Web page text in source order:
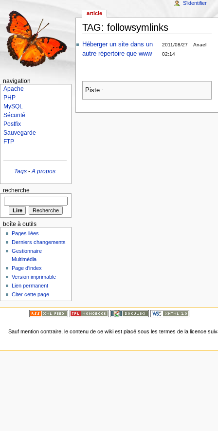
TAG: followsymlinks
Héberger un site dans un
autre répertoire que www
2011/08/27
02:14
Anael
Piste :
article
S'identifier
navigation
Apache
PHP
MySQL
Sécurité
Postfix
Sauvegarde
FTP
Tags -A propos
recherche
boîte à outils
Pages liées
Derniers changements
Gestionnaire
Multimédia
Page d'index
Version imprimable
Lien permanent
Citer cette page
Sauf mention contraire, le contenu de ce wiki est placé sous les termes de la licence